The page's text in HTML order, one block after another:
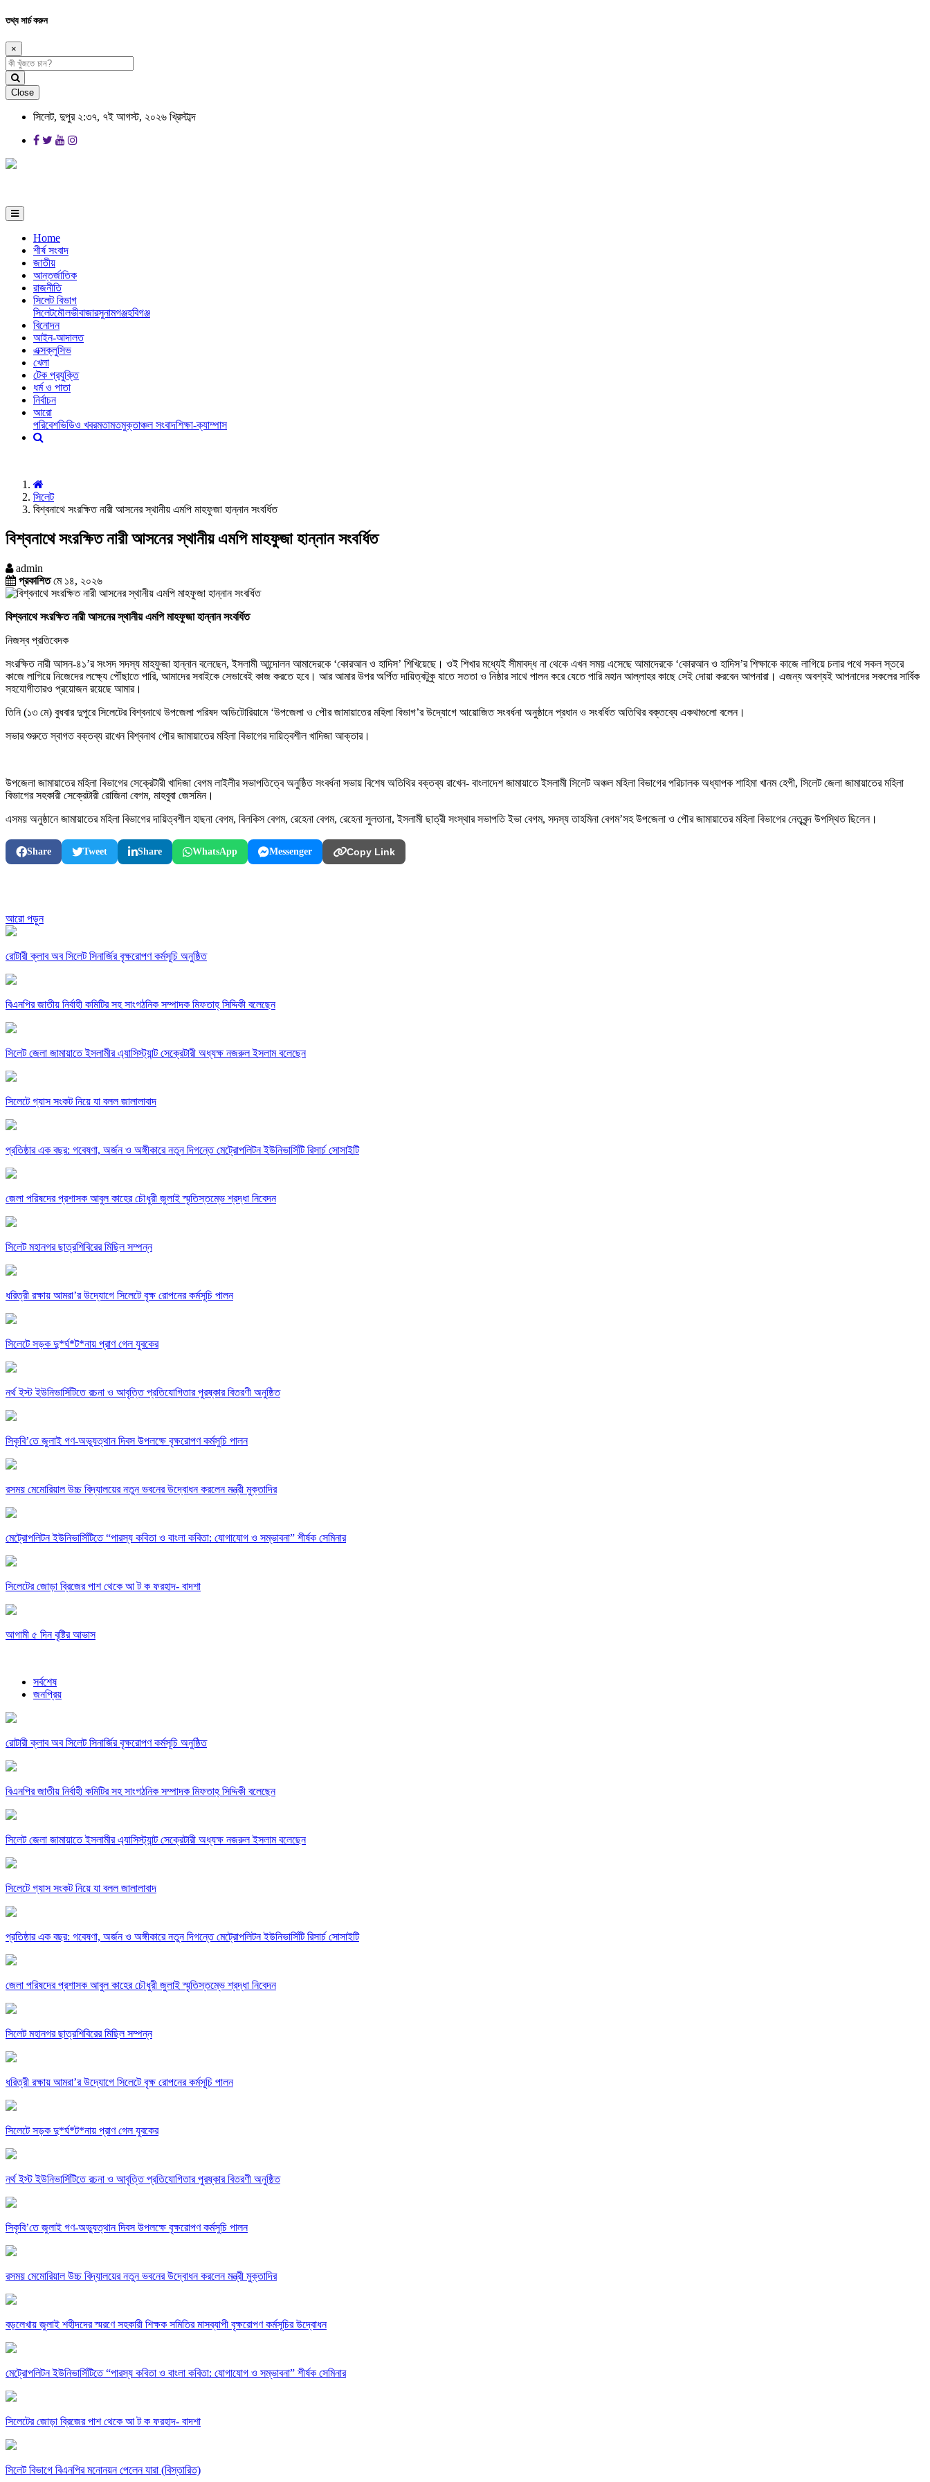
তথ্য সার্চ করুন
×
Close
সিলেট, দুপুর ২:৩৭, ৭ই আগস্ট, ২০২৬ খ্রিস্টাব্দ
Home
শীর্ষ সংবাদ
জাতীয়
আন্তর্জাতিক
রাজনীতি
সিলেট বিভাগ
সিলেটমৌলভীবাজারসুনামগঞ্জহবিগঞ্জ
বিনোদন
আইন-আদালত
এক্সক্লুসিভ
খেলা
টেক প্রযুক্তি
ধর্ম ও পাতা
নির্বাচন
আরো
পরিবেশভিডিও খবরমতামতমুক্তাঞ্চল সংবাদশিক্ষা-ক্যাম্পাস
সিলেট
বিশ্বনাথে সংরক্ষিত নারী আসনের স্থানীয় এমপি মাহফুজা হান্নান সংবর্ধিত
বিশ্বনাথে সংরক্ষিত নারী আসনের স্থানীয় এমপি মাহফুজা হান্নান সংবর্ধিত
admin
প্রকাশিতমে ১৪, ২০২৬
বিশ্বনাথে সংরক্ষিত নারী আসনের স্থানীয় এমপি মাহফুজা হান্নান সংবর্ধিত
নিজস্ব প্রতিবেদক
সংরক্ষিত নারী আসন-৪১’র সংসদ সদস্য মাহফুজা হান্নান বলেছেন, ইসলামী আন্দোলন আমাদেরকে ‘কোরআন ও হাদিস’ শিখিয়েছে। ওই শিখার মধ্যেই সীমাবদ্ধ না থেকে এখন সময় এসেছে আমাদেরকে ‘কোরআন ও হাদিস’র শিক্ষাকে কাজে লাগিয়ে চলার পথে সকল স্তরে
কাজে লাগিয়ে নিজেদের লক্ষ্যে পৌঁছাতে পারি, আমাদের সবাইকে সেভাবেই কাজ করতে হবে। আর আমার উপর অর্পিত দায়িত্বটুকু যাতে সততা ও নিষ্ঠার সাথে পালন করে যেতে পারি মহান আল্লাহর কাছে সেই দোয়া করবেন আপনারা। এজন্য অবশ্যই আপনাদের সকলের সার্বিক
সহযোগীতারও প্রয়োজন রয়েছে আমার।
তিনি (১৩ মে) বুধবার দুপুরে সিলেটের বিশ্বনাথে উপজেলা পরিষদ অডিটোরিয়ামে ‘উপজেলা ও পৌর জামায়াতের মহিলা বিভাগ’র উদ্যোগে আয়োজিত সংবর্ধনা অনুষ্ঠানে প্রধান ও সংবর্ধিত অতিথির বক্তব্যে একথাগুলো বলেন।
সভার শুরুতে স্বাগত বক্তব্য রাখেন বিশ্বনাথ পৌর জামায়াতের মহিলা বিভাগের দায়িত্বশীল খাদিজা আক্তার।
উপজেলা জামায়াতের মহিলা বিভাগের সেক্রেটারী খাদিজা বেগম লাইলীর সভাপতিত্বে অনুষ্ঠিত সংবর্ধনা সভায় বিশেষ অতিথির বক্তব্য রাখেন- বাংলাদেশ জামায়াতে ইসলামী সিলেট অঞ্চল মহিলা বিভাগের পরিচালক অধ্যাপক শাহিমা খানম হেপী, সিলেট জেলা জামায়াতের মহিলা
বিভাগের সহকারী সেক্রেটারী রোজিনা বেগম, মাহবুবা জেসমিন।
এসময় অনুষ্ঠানে জামায়াতের মহিলা বিভাগের দায়িত্বশীল হাছনা বেগম, বিলকিস বেগম, রেহেনা বেগম, রেহেনা সুলতানা, ইসলামী ছাত্রী সংস্থার সভাপতি ইভা বেগম, সদস্য তাহমিনা বেগম’সহ উপজেলা ও পৌর জামায়াতের মহিলা বিভাগের নেতৃবৃন্দ উপস্থিত ছিলেন।
Share Tweet Share WhatsApp Messenger Copy Link
আরো পড়ুন
রোটারী ক্লাব অব সিলেট সিনার্জির বৃক্ষরোপণ কর্মসূচি অনুষ্ঠিত
বিএনপির জাতীয় নির্বাহী কমিটির সহ সাংগঠনিক সম্পাদক মিফতাহ্ সিদ্দিকী বলেছেন
সিলেট জেলা জামায়াতে ইসলামীর এ্যাসিস্ট্যান্ট সেক্রেটারী অধ্যক্ষ নজরুল ইসলাম বলেছেন
সিলেটে গ্যাস সংকট নিয়ে যা বলল জালালাবাদ
প্রতিষ্ঠার এক বছর: গবেষণা, অর্জন ও অঙ্গীকারে নতুন দিগন্তে মেট্রোপলিটন ইউনিভার্সিটি রিসার্চ সোসাইটি
জেলা পরিষদের প্রশাসক আবুল কাহের চৌধুরী জুলাই স্মৃতিস্তম্ভে শ্রদ্ধা নিবেদন
সিলেট মহানগর ছাত্রশিবিরের মিছিল সম্পন্ন
ধরিত্রী রক্ষায় আমরা’র উদ্যোগে সিলেটে বৃক্ষ রোপনের কর্মসূচি পালন
সিলেটে সড়ক দু*র্ঘ*ট*নায় প্রাণ গেল যুবকের
নর্থ ইস্ট ইউনিভার্সিটিতে রচনা ও আবৃত্তি প্রতিযোগিতার পুরষ্কার বিতরণী অনুষ্ঠিত
সিকৃবি’তে জুলাই গণ-অভ্যুত্থান দিবস উপলক্ষে বৃক্ষরোপণ কর্মসুচি পালন
রসময় মেমোরিয়াল উচ্চ বিদ্যালয়ের নতুন ভবনের উদ্বোধন করলেন মন্ত্রী মুক্তাদির
মেট্রোপলিটন ইউনিভার্সিটিতে “পারস্য কবিতা ও বাংলা কবিতা: যোগাযোগ ও সম্ভাবনা” শীর্ষক সেমিনার
সিলেটের জোড়া ব্রিজের পাশ থেকে আ ট ক ফরহাদ- বাদশা
আগামী ৫ দিন বৃষ্টির আভাস
সর্বশেষ
জনপ্রিয়
রোটারী ক্লাব অব সিলেট সিনার্জির বৃক্ষরোপণ কর্মসূচি অনুষ্ঠিত
বিএনপির জাতীয় নির্বাহী কমিটির সহ সাংগঠনিক সম্পাদক মিফতাহ্ সিদ্দিকী বলেছেন
সিলেট জেলা জামায়াতে ইসলামীর এ্যাসিস্ট্যান্ট সেক্রেটারী অধ্যক্ষ নজরুল ইসলাম বলেছেন
সিলেটে গ্যাস সংকট নিয়ে যা বলল জালালাবাদ
প্রতিষ্ঠার এক বছর: গবেষণা, অর্জন ও অঙ্গীকারে নতুন দিগন্তে মেট্রোপলিটন ইউনিভার্সিটি রিসার্চ সোসাইটি
জেলা পরিষদের প্রশাসক আবুল কাহের চৌধুরী জুলাই স্মৃতিস্তম্ভে শ্রদ্ধা নিবেদন
সিলেট মহানগর ছাত্রশিবিরের মিছিল সম্পন্ন
ধরিত্রী রক্ষায় আমরা’র উদ্যোগে সিলেটে বৃক্ষ রোপনের কর্মসূচি পালন
সিলেটে সড়ক দু*র্ঘ*ট*নায় প্রাণ গেল যুবকের
নর্থ ইস্ট ইউনিভার্সিটিতে রচনা ও আবৃত্তি প্রতিযোগিতার পুরষ্কার বিতরণী অনুষ্ঠিত
সিকৃবি’তে জুলাই গণ-অভ্যুত্থান দিবস উপলক্ষে বৃক্ষরোপণ কর্মসুচি পালন
রসময় মেমোরিয়াল উচ্চ বিদ্যালয়ের নতুন ভবনের উদ্বোধন করলেন মন্ত্রী মুক্তাদির
বড়লেখায় জুলাই শহীদদের স্মরণে সহকারী শিক্ষক সমিতির মাসব্যাপী বৃক্ষরোপণ কর্মসূচির উদ্বোধন
মেট্রোপলিটন ইউনিভার্সিটিতে “পারস্য কবিতা ও বাংলা কবিতা: যোগাযোগ ও সম্ভাবনা” শীর্ষক সেমিনার
সিলেটের জোড়া ব্রিজের পাশ থেকে আ ট ক ফরহাদ- বাদশা
সিলেট বিভাগে বিএনপির মনোনয়ন পেলেন যারা (বিস্তারিত)